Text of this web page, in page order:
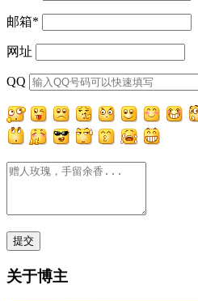
邮箱*
网址
QQ
关于博主